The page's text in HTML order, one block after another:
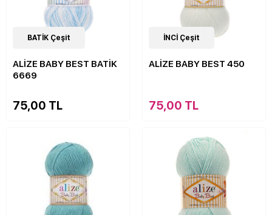
22Çeşit
BATİK Çeşit
ALİZE BABY BEST BATİK
6669
75,00 TL
63Çeşit
İNCİ Çeşit
ALİZE BABY BEST 450
75,00 TL